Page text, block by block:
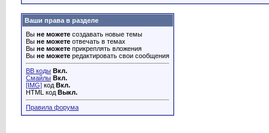
Ваши права в разделе
Вы не можете создавать новые темы
Вы не можете отвечать в темах
Вы не можете прикреплять вложения
Вы не можете редактировать свои сообщения
BB коды Вкл.
Смайлы Вкл.
[IMG] код Вкл.
HTML код Выкл.
Правила форума